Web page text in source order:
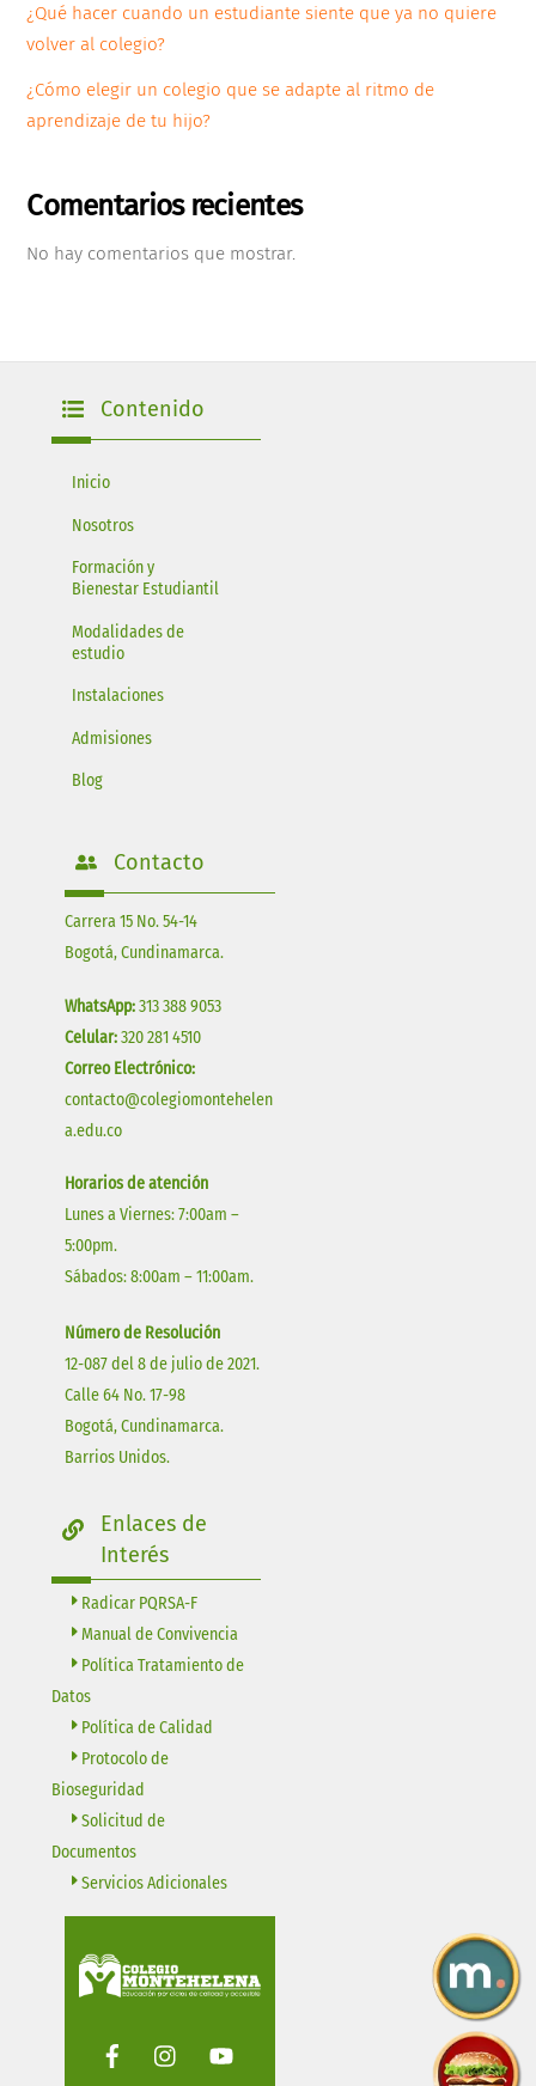
¿Qué hacer cuando un estudiante siente que ya no quiere
volver al colegio?
¿Cómo elegir un colegio que se adapte al ritmo de
aprendizaje de tu hijo?
Comentarios recientes
No hay comentarios que mostrar.
Contenido
Inicio
Nosotros
Formación y
Bienestar Estudiantil
Modalidades de
estudio
Instalaciones
Admisiones
Blog
Contacto
Carrera 15 No. 54-14
Bogotá, Cundinamarca.
WhatsApp:313 388 9053
Celular:320 281 4510
Correo Electrónico:
contacto@colegiomontehelen
a.edu.co
Horarios de atención
Lunes a Viernes: 7:00am –
5:00pm.
Sábados: 8:00am – 11:00am.
Número de Resolución
12-087 del 8 de julio de 2021.
Calle 64 No. 17-98
Bogotá, Cundinamarca.
Barrios Unidos.
Enlaces de
Interés
Radicar PQRSA-F
Manual de Convivencia
Política Tratamiento de
Datos
Política de Calidad
Protocolo de
Bioseguridad
Solicitud de
Documentos
Servicios Adicionales
FacebookInstagramYoutube